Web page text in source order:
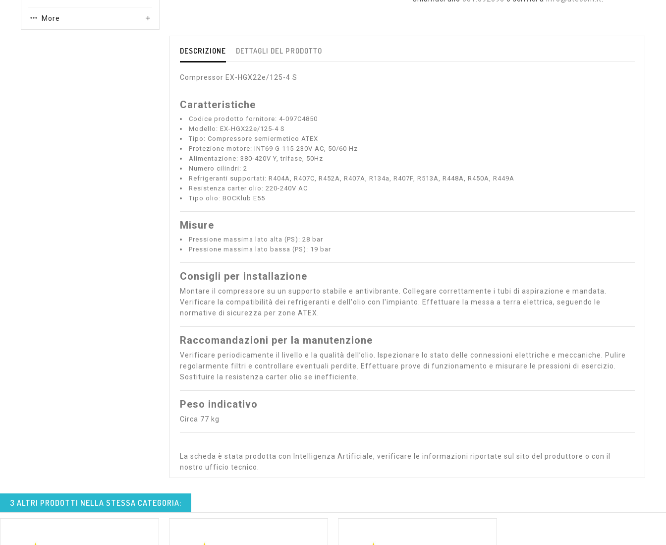
More 
DESCRIZIONE DETTAGLI DEL PRODOTTO
Compressor EX-HGX22e/125-4 S
Caratteristiche
Codice prodotto fornitore: 4-097C4850
Modello: EX-HGX22e/125-4 S
Tipo: Compressore semiermetico ATEX
Protezione motore: INT69 G 115-230V AC, 50/60 Hz
Alimentazione: 380-420V Y, trifase, 50Hz
Numero cilindri: 2
Refrigeranti supportati: R404A, R407C, R452A, R407A, R134a, R407F, R513A, R448A, R450A, R449A
Resistenza carter olio: 220-240V AC
Tipo olio: BOCKlub E55
Misure
Pressione massima lato alta (PS): 28 bar
Pressione massima lato bassa (PS): 19 bar
Consigli per installazione
Montare il compressore su un supporto stabile e antivibrante. Collegare correttamente i tubi di aspirazione e mandata.
Verificare la compatibilità dei refrigeranti e dell'olio con l'impianto. Effettuare la messa a terra elettrica, seguendo le
normative di sicurezza per zone ATEX.
Raccomandazioni per la manutenzione
Verificare periodicamente il livello e la qualità dell’olio. Ispezionare lo stato delle connessioni elettriche e meccaniche. Pulire
regolarmente filtri e controllare eventuali perdite. Effettuare prove di funzionamento e misurare le pressioni di esercizio.
Sostituire la resistenza carter olio se inefficiente.
Peso indicativo
Circa 77 kg
La scheda è stata prodotta con Intelligenza Artificiale, verificare le informazioni riportate sul sito del produttore o con il
nostro ufficio tecnico.
3 ALTRI PRODOTTI NELLA STESSA CATEGORIA: